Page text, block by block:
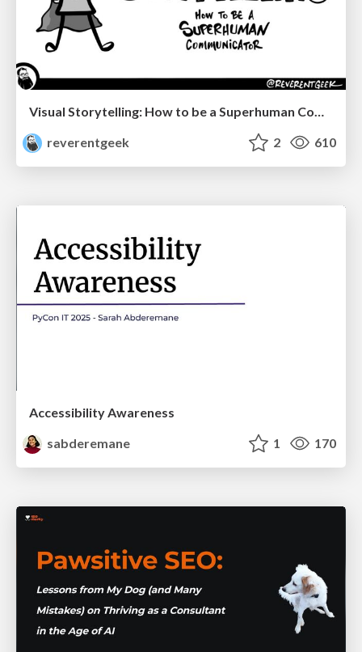
reverentgeek
2 610
Accessibility Awareness
sabderemane
1 170